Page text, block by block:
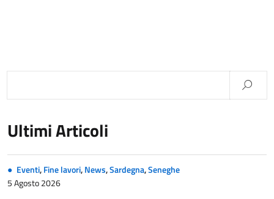
Ultimi Articoli
Eventi,Fine lavori,News,Sardegna,Seneghe
5 Agosto 2026